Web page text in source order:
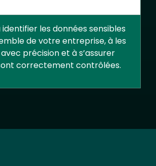
identifier les données sensibles
de votre entreprise, à les
précision et à s’assurer
correctement contrôlées.